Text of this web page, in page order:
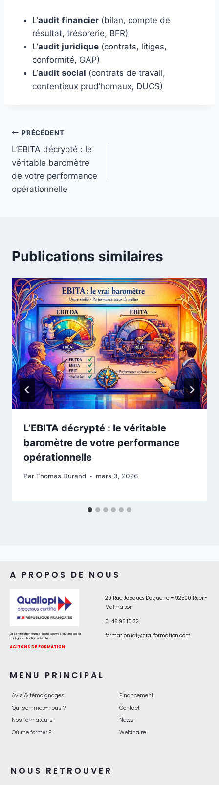
L’audit financier (bilan, compte de
résultat, trésorerie, BFR)
L’audit juridique (contrats, litiges,
conformité, GAP)
L’audit social (contrats de travail,
contentieux prud’homaux, DUCS)
PRÉCÉDENT
L’EBITA décrypté : le
véritable baromètre
de votre performance
opérationnelle
Publications similaires
L’EBITA décrypté : le véritable
baromètre de votre performance
opérationnelle
ParThomas Durand mars 3, 2026
A PROPOS DE NOUS
La certification qualité a été délivrée au titre de la
catégorie d’action suivante :
ACITONS DE FORMATION
20 Rue Jacques Daguerre – 92500 Rueil-
Malmaison
01 46 95 10 32
formation.idf@cra-formation.com
MENU PRINCIPAL
Avis & témoignages
Qui sommes-nous ?
Nos formateurs
Où me former ?
Financement
Contact
News
Webinaire
NOUS RETROUVER